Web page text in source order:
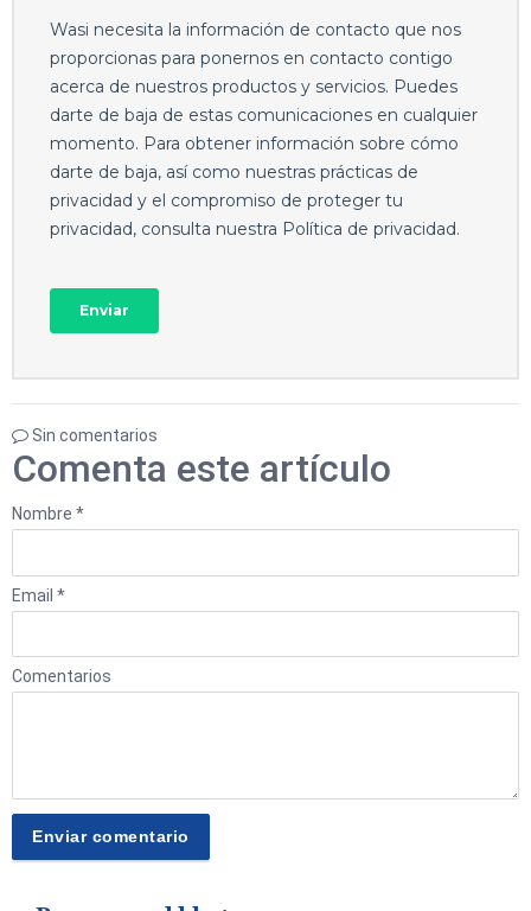
Sin comentarios
Comenta este artículo
Nombre *
Email *
Comentarios